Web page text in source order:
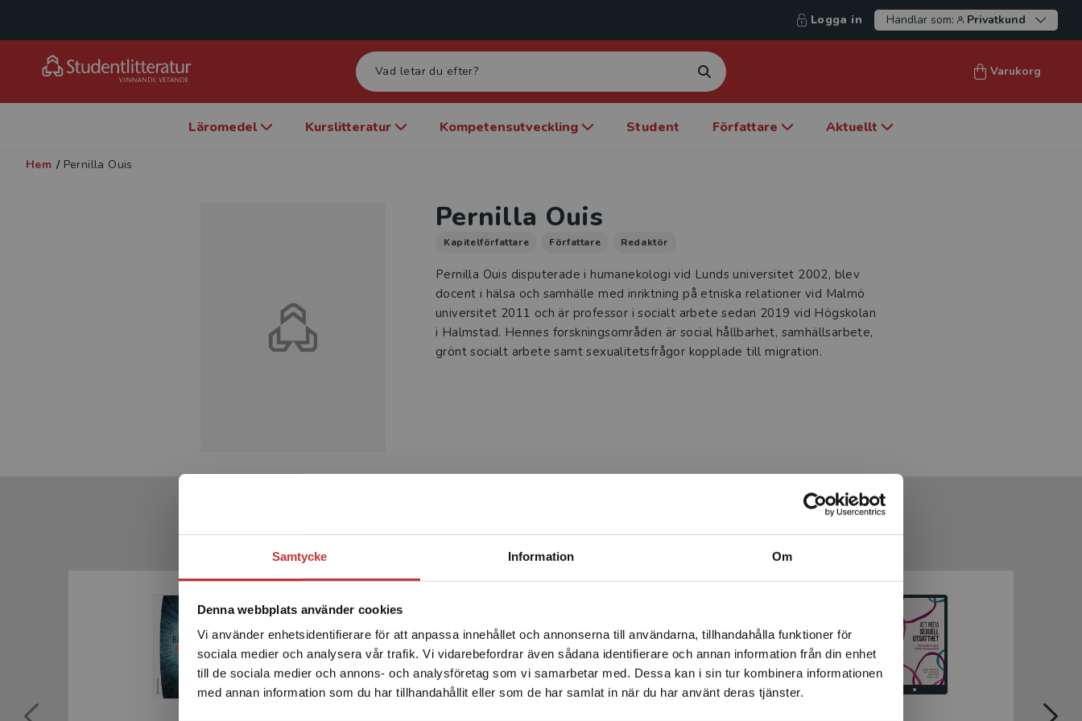
Samtycke Information Om
Denna webbplats använder cookies
Vi använder enhetsidentifierare för att anpassa innehållet och annonserna till användarna, tillhandahålla funktioner för
sociala medier och analysera vår trafik. Vi vidarebefordrar även sådana identifierare och annan information från din enhet
till de sociala medier och annons- och analysföretag som vi samarbetar med. Dessa kan i sin tur kombinera informationen
med annan information som du har tillhandahållit eller som de har samlat in när du har använt deras tjänster.
Begränsad fraktregion
Det verkar som att du besöker studentlitteratur.se via en
enhet utanför Sverige. Vi erbjuder inte leveranser utanför
Sverige. För att kunna slutföra ett köp måste
leveransadressen vara i Sverige.Läs mer
Logga in Handlar som: Privatkund
Varukorg
Läromedel Kurslitteratur Kompetensutveckling Student Författare Aktuellt
Hem / Pernilla Ouis
Pernilla Ouis
Kapitelförfattare Författare Redaktör
Pernilla Ouis disputerade i humanekologi vid Lunds universitet 2002, blev
docent i hälsa och samhälle med inriktning på etniska relationer vid Malmö
universitet 2011 och är professor i socialt arbete sedan 2019 vid Högskolan
i Halmstad. Hennes forskningsområden är social hållbarhet, samhällsarbete,
grönt socialt arbete samt sexualitetsfrågor kopplade till migration.
Produkter